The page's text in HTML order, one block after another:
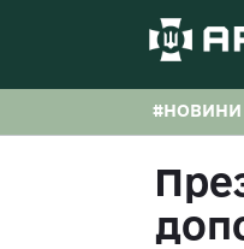
#НОВИНИ